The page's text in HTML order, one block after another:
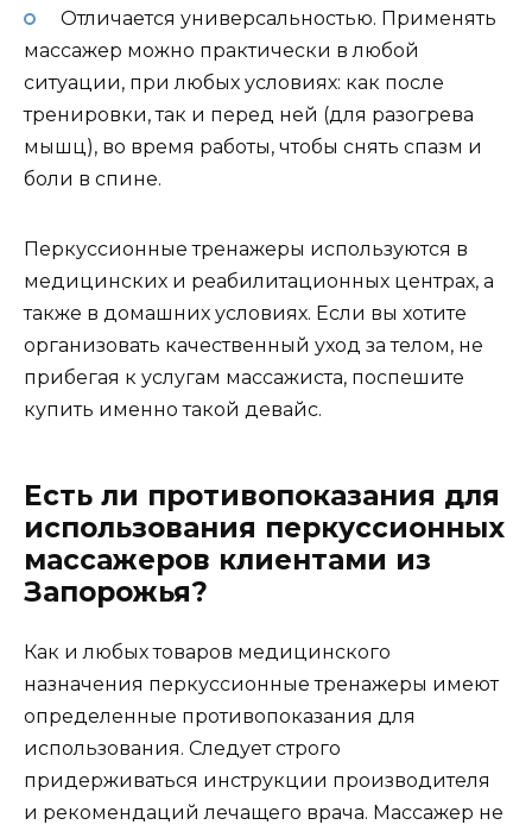
Отличается универсальностью. Применять
массажер можно практически в любой
ситуации, при любых условиях: как после
тренировки, так и перед ней (для разогрева
мышц), во время работы, чтобы снять спазм и
боли в спине.
Перкуссионные тренажеры используются в
медицинских и реабилитационных центрах, а
также в домашних условиях. Если вы хотите
организовать качественный уход за телом, не
прибегая к услугам массажиста, поспешите
купить именно такой девайс.
Есть ли противопоказания для
использования перкуссионных
массажеров клиентами из
Запорожья?
Как и любых товаров медицинского
назначения перкуссионные тренажеры имеют
определенные противопоказания для
использования. Следует строго
придерживаться инструкции производителя
и рекомендаций лечащего врача. Массажер не